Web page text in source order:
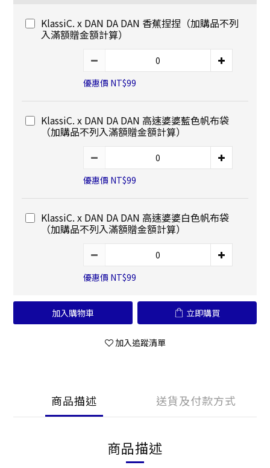
KlassiC. x DAN DA DAN 香蕉捏捏（加購品不列
入滿額贈金額計算）
優惠價 NT$99
KlassiC. x DAN DA DAN 高速婆婆藍色帆布袋
（加購品不列入滿額贈金額計算）
優惠價 NT$99
KlassiC. x DAN DA DAN 高速婆婆白色帆布袋
（加購品不列入滿額贈金額計算）
優惠價 NT$99
加入購物車 立即購買
加入追蹤清單
商品描述 送貨及付款方式
商品描述